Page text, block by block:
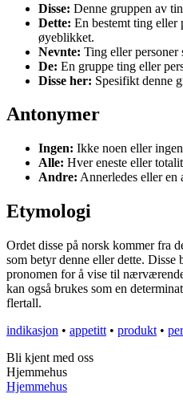
Disse: Denne gruppen av
Dette: En bestemt ting
øyeblikket.
Nevnte: Ting eller
De: En gruppe ting eller
Disse her: Spesifikt denne
Antonymer
Ingen: Ikke noen eller
Alle: Hver eneste eller
Andre: Annerledes eller en
Etymologi
Ordet disse på norsk kommer fra
som betyr denne eller dette. Disse
pronomen for å vise til
kan også brukes som en
flertall.
indikasjon • appetitt • produkt •
Bli kjent med oss
Hjemmehus
Hjemmehus